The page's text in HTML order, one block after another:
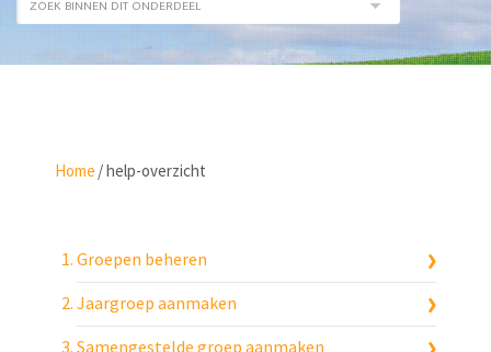
Home /help-overzicht
Groepen beheren
Jaargroep aanmaken
Samengestelde groep aanmaken